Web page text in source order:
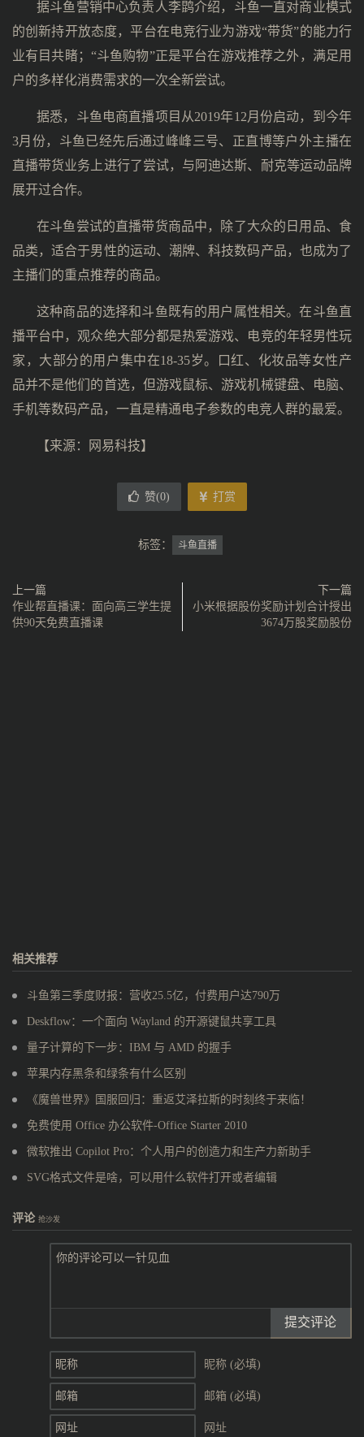
据斗鱼营销中心负责人李鹍介绍，斗鱼一直对商业模式
的创新持开放态度，平台在电竞行业为游戏“带货”的能力行
业有目共睹；“斗鱼购物”正是平台在游戏推荐之外，满足用
户的多样化消费需求的一次全新尝试。
据悉，斗鱼电商直播项目从2019年12月份启动，到今年
3月份，斗鱼已经先后通过峰峰三号、正直博等户外主播在
直播带货业务上进行了尝试，与阿迪达斯、耐克等运动品牌
展开过合作。
在斗鱼尝试的直播带货商品中，除了大众的日用品、食
品类，适合于男性的运动、潮牌、科技数码产品，也成为了
主播们的重点推荐的商品。
这种商品的选择和斗鱼既有的用户属性相关。在斗鱼直
播平台中，观众绝大部分都是热爱游戏、电竞的年轻男性玩
家，大部分的用户集中在18-35岁。口红、化妆品等女性产
品并不是他们的首选，但游戏鼠标、游戏机械键盘、电脑、
手机等数码产品，一直是精通电子参数的电竞人群的最爱。
【来源： 网易科技】
赞(0) 打赏
标签： 斗鱼直播
上一篇
作业帮直播课：面向高三学生提
供90天免费直播课
下一篇
小米根据股份奖励计划合计授出
3674万股奖励股份
相关推荐
斗鱼第三季度财报：营收25.5亿，付费用户达790万
Deskflow：一个面向 Wayland 的开源键鼠共享工具
量子计算的下一步：IBM 与 AMD 的握手
苹果内存黑条和绿条有什么区别
《魔兽世界》国服回归：重返艾泽拉斯的时刻终于来临！
免费使用 Office 办公软件-Office Starter 2010
微软推出 Copilot Pro：个人用户的创造力和生产力新助手
SVG格式文件是啥，可以用什么软件打开或者编辑
评论 抢沙发
提交评论
昵称 (必填)
邮箱 (必填)
网址